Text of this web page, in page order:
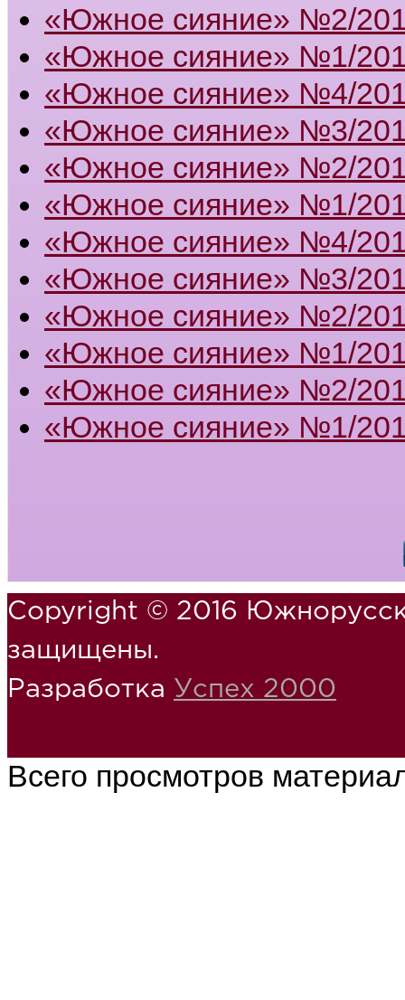
«Южное сияние» №2/
«Южное сияние» №1/
«Южное сияние» №4/
«Южное сияние» №3/
«Южное сияние» №2/
«Южное сияние» №1/
«Южное сияние» №4/
«Южное сияние» №3/
«Южное сияние» №2/
«Южное сияние» №1/
«Южное сияние» №2/
«Южное сияние» №1/
Copyright © 2016
защищены.
Разработка Успех 2000
Всего просмотров